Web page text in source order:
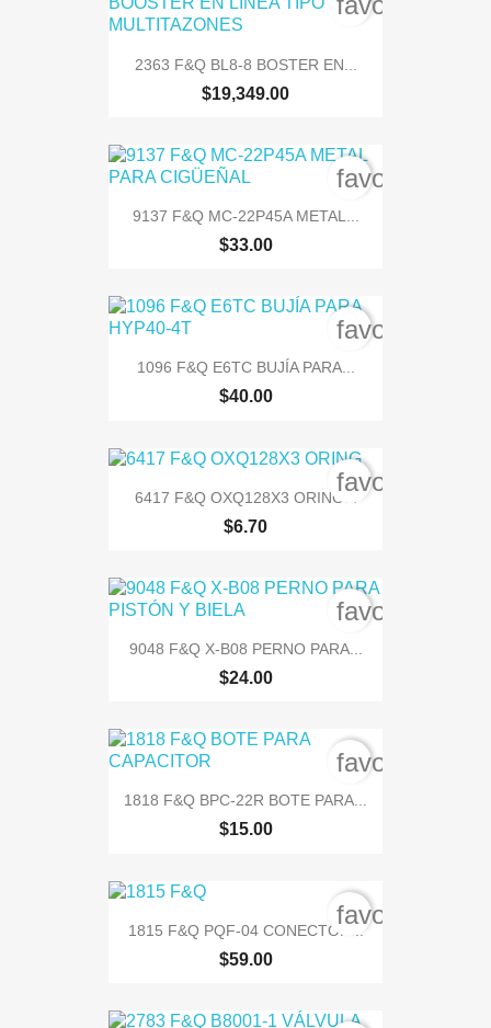
2363 F&Q BL8-8 BOSTER EN...
$19,349.00
9137 F&Q MC-22P45A METAL...
$33.00
1096 F&Q E6TC BUJÍA PARA...
$40.00
6417 F&Q OXQ128X3 ORING...
$6.70
9048 F&Q X-B08 PERNO PARA...
$24.00
1818 F&Q BPC-22R BOTE PARA...
$15.00
1815 F&Q PQF-04 CONECTOR...
$59.00